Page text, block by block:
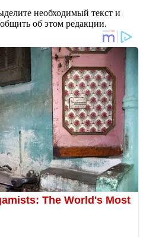
необходимый текст и
об этом редакции.